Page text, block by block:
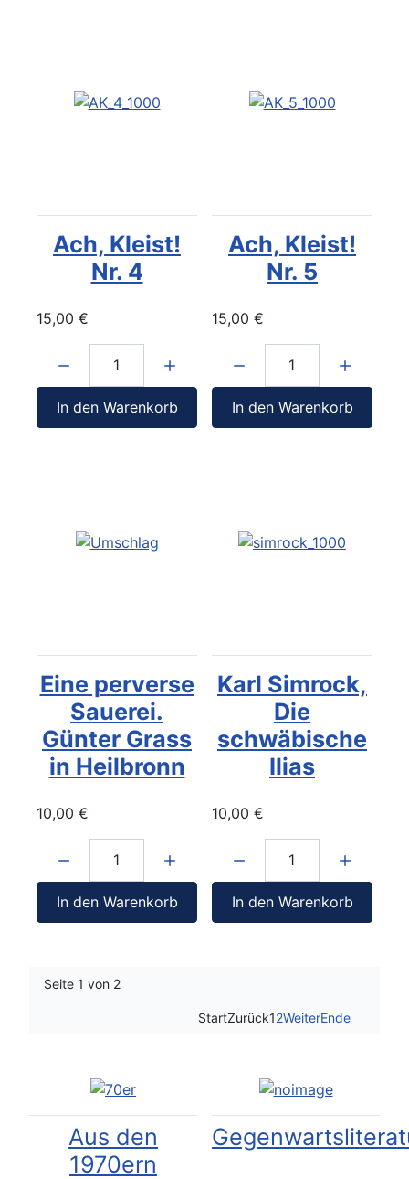
Ach, Kleist!
Nr. 4
15,00 €
In den Warenkorb
Ach, Kleist!
Nr. 5
15,00 €
In den Warenkorb
Eine perverse
Sauerei.
Günter Grass
in Heilbronn
10,00 €
In den Warenkorb
Karl Simrock,
Die
schwäbische
Ilias
10,00 €
In den Warenkorb
Seite 1 von 2
StartZurück12WeiterEnde
Aus den
1970ern